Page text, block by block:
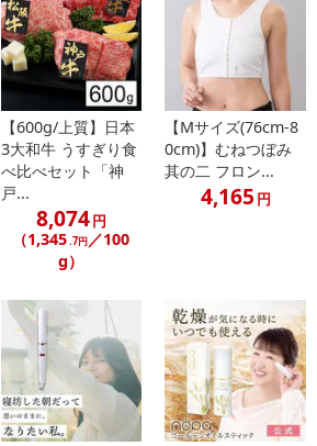
【600g/上質】日本
3大和牛 うすぎり食
べ比べセット「神
戸...
8,074円
（1,345.7円／100
g）
【Mサイズ(76cm-8
0cm)】むねつぼみ
其の二 フロン...
4,165 円